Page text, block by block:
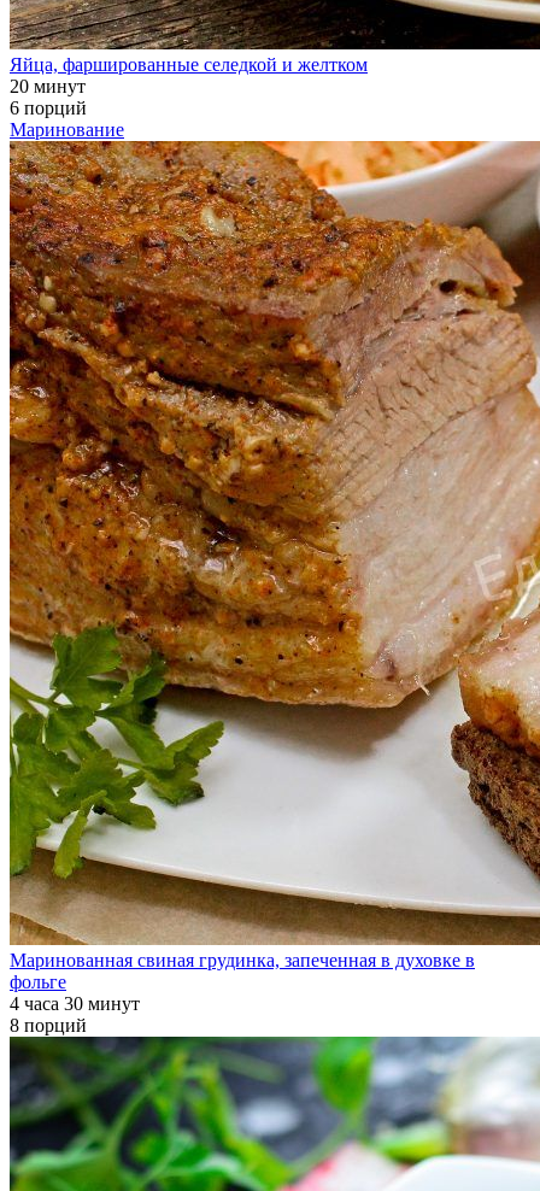
Яйца, фаршированные селедкой и желтком
20 минут
6 порций
Маринование
Маринованная свиная грудинка, запеченная в духовке в
фольге
4 часа 30 минут
8 порций